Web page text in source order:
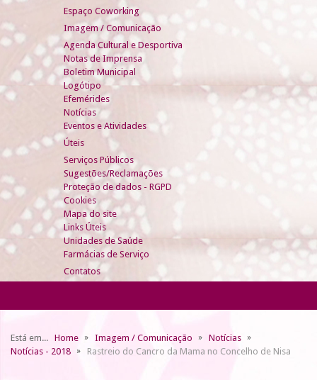
Espaço Coworking
Imagem / Comunicação
Agenda Cultural e Desportiva
Notas de Imprensa
Boletim Municipal
Logótipo
Efemérides
Notícias
Eventos e Atividades
Úteis
Serviços Públicos
Sugestões/Reclamações
Proteção de dados - RGPD
Cookies
Mapa do site
Links Úteis
Unidades de Saúde
Farmácias de Serviço
Contatos
Está em... Home Imagem / Comunicação
Notícias
Notícias - 2018
Rastreio do Cancro da Mama no Concelho de Nisa